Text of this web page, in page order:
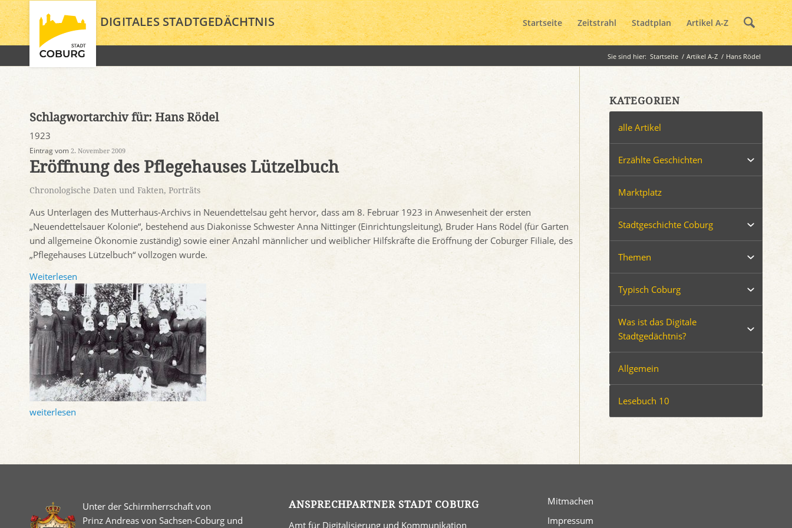
DIGITALES STADTGEDÄCHTNIS Startseite Zeitstrahl Stadtplan Artikel A-Z
Sie sind hier: Startseite / Artikel A-Z / Hans Rödel
Schlagwortarchiv für: Hans Rödel
1923
Eintrag vom 2. November 2009
Eröffnung des Pflegehauses Lützelbuch
Chronologische Daten und Fakten, Porträts
Aus Unterlagen des Mutterhaus-Archivs in Neuendettelsau geht hervor, dass am 8. Februar 1923 in Anwesenheit der ersten
„Neuendettelsauer Kolonie“, bestehend aus Diakonisse Schwester Anna Nittinger (Einrichtungsleitung), Bruder Hans Rödel (für Garten
und allgemeine Ökonomie zuständig) sowie einer Anzahl männlicher und weiblicher Hilfskräfte die Eröffnung der Coburger Filiale, des
„Pflegehauses Lützelbuch“ vollzogen wurde.
Weiterlesen
weiterlesen
KATEGORIEN
alle Artikel
Erzählte Geschichten
Marktplatz
Stadtgeschichte Coburg
Themen
Typisch Coburg
Was ist das Digitale
Stadtgedächtnis?
Allgemein
Lesebuch 10
Unter der Schirmherrschaft von
Prinz Andreas von Sachsen-Coburg und
ANSPRECHPARTNER STADT COBURG
Amt für Digitalisierung und Kommunikation
Mitmachen
Impressum